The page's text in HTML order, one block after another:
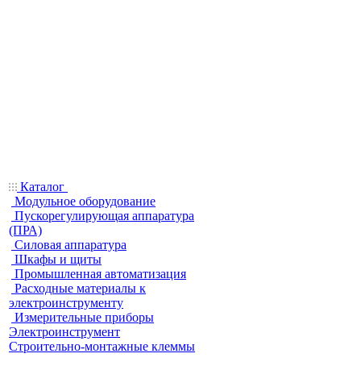
Каталог
Модульное оборудование
Пускорегулирующая аппаратура
(ПРА)
Силовая аппаратура
Шкафы и щиты
Промышленная автоматизация
Расходные материалы к
электроинструменту
Измерительные приборы
Электроинструмент
Строительно-монтажные клеммы